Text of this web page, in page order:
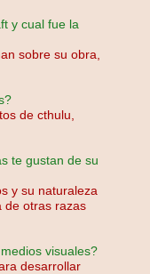
y cual fue la
sobre su obra,
de cthulu,
te gustan de su
y su naturaleza
de otras razas
visuales?
desarrollar